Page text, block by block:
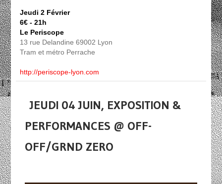
Jeudi 2 Février
6€ - 21h
Le Periscope
13 rue Delandine 69002 Lyon
Tram et métro Perrache
http://periscope-lyon.com
JEUDI 04 JUIN, EXPOSITION &
PERFORMANCES @ OFF-
OFF/GRND ZERO